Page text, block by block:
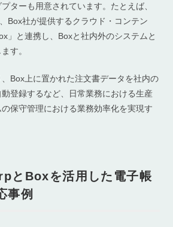
ターも用意されています。たとえば、
、Box社が提供するクラウド・コンテン
」と連携し、Boxと社内外のシステムと
す。
Box上に置かれた注文書データを社内の
登録するなど、日常業務における生産
保守管理における業務効率化を実現す
とBoxを活用した電子帳
事例